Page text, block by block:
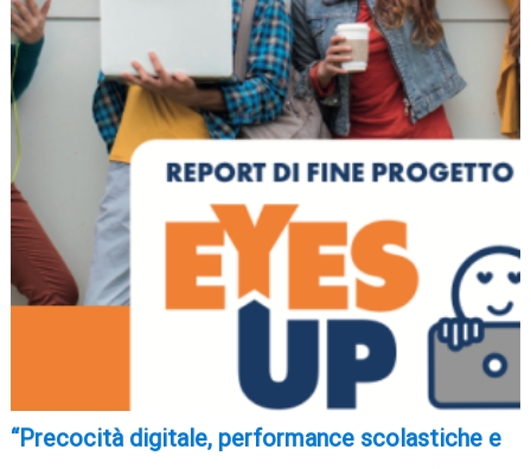
“Precocità digitale, performance scolastiche e